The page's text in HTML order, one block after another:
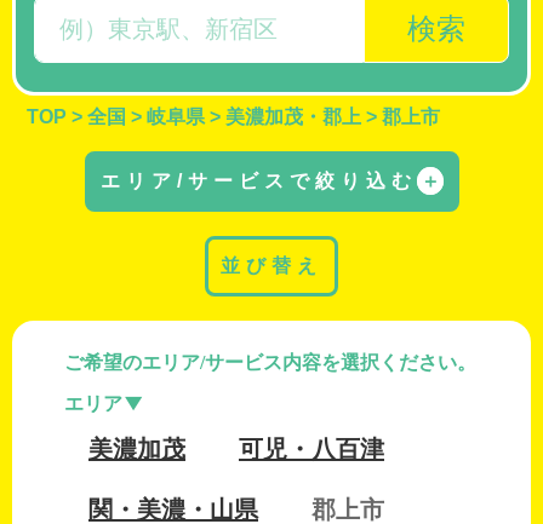
検索
TOP > 全国 > 岐阜県 > 美濃加茂・郡上 > 郡上市
エリア/サービスで絞り込む ＋
ご希望のエリア/サービス内容を選択ください。
エリア
美濃加茂 可児・八百津
関・美濃・山県 郡上市
並び替え